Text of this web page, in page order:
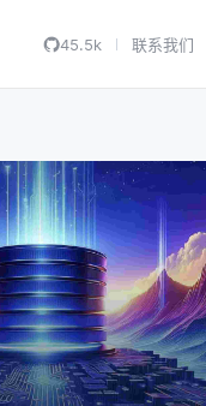
45.5k 联系我们